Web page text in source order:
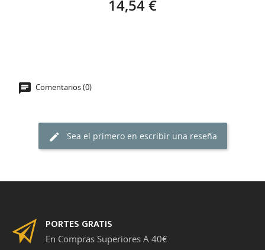
14,54 €
Comentarios (0)
Sea el primero en escribir una reseña
PORTES GRATIS
En Compras Superiores A 40€